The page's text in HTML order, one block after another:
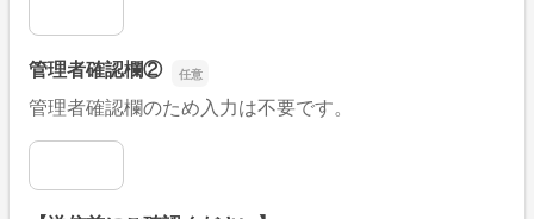
管理者確認欄②
管理者確認欄のため入力は不要です。
管理者確認欄②